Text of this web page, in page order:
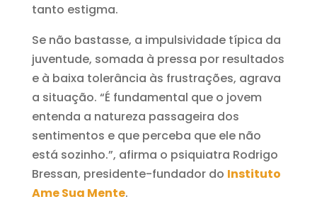
tanto estigma.
Se não bastasse, a impulsividade típica da
juventude, somada à pressa por resultados
e à baixa tolerância às frustrações, agrava
a situação. “É fundamental que o jovem
entenda a natureza passageira dos
sentimentos e que perceba que ele não
está sozinho.”, afirma o psiquiatra Rodrigo
Bressan, presidente-fundador do Instituto
Ame Sua Mente.